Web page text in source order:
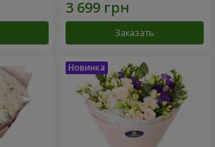
Заказать